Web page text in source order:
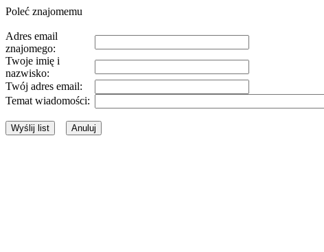
Poleć znajomemu
Adres email
znajomego:
Twoje imię i
nazwisko:
Twój adres email:
Temat wiadomości: